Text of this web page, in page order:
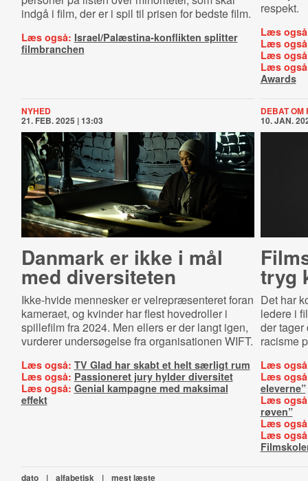
indgå i film, der er i spil til prisen for bedste film.
Læs også: Israel/Palæstina-konflikten splitter
filmbranchen
respekt.
Læs
Læs
Læs
Læs
Awards
NYHED
21. FEB. 2025 | 13:03
Danmark er ikke i mål
med diversiteten
Ikke-hvide mennesker er velrepræsenteret foran
kameraet, og kvinder har flest hovedroller i
spillefilm fra 2024. Men ellers er der langt igen,
vurderer undersøgelse fra organisationen WIFT.
Læs også: TV Glad har skabt et helt særligt rum
Læs også: Passioneret jury hylder diversitet
Læs også: Genial kampagne med maksimal
effekt
DEBAT OM
10. JAN.
tryg
Det har
ledere i
der
racisme
Læs
Læs
eleverne”
Læs
røven”
Læs
Læs
dato | alfabetisk | mest læste